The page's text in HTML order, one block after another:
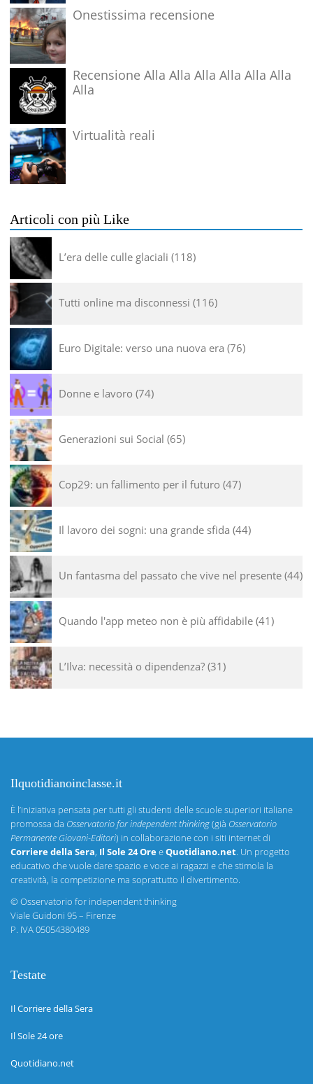
Onestissima recensione
Recensione Alla Alla Alla Alla Alla Alla
Alla
Virtualità reali
Articoli con più Like
L’era delle culle glaciali 118
Tutti online ma disconnessi 116
Euro Digitale: verso una nuova era 76
Donne e lavoro 74
Generazioni sui Social 65
Cop29: un fallimento per il futuro 47
Il lavoro dei sogni: una grande sfida 44
Un fantasma del passato che vive nel presente 44
Quando l'app meteo non è più affidabile 41
L’Ilva: necessità o dipendenza? 31
Ilquotidianoinclasse.it
È l’iniziativa pensata per tutti gli studenti delle scuole superiori italiane
promossa da Osservatorio for independent thinking(già Osservatorio
Permanente Giovani-Editori) in collaborazione con i siti internet di
Corriere della Sera, Il Sole 24 OreeQuotidiano.net. Un progetto
educativo che vuole dare spazio e voce ai ragazzi e che stimola la
creatività, la competizione ma soprattutto il divertimento.
©Osservatorio for independent thinking
Viale Guidoni 95 – Firenze
P. IVA 05054380489
Testate
Il Corriere della Sera
Il Sole 24 ore
Quotidiano.net